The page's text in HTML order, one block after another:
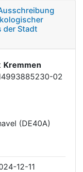
der Stadt
Kremmen
02
(DE40A)
12-11